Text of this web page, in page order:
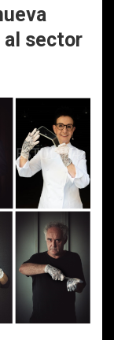
al sector